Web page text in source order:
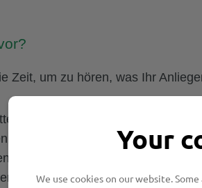
Zeit, um zu hören, was Ihr
wir, wo ihre
Verlauf zurückgreifen können. Wir
wo Sie Unterstützung benötigen
Kommunikation für Sie geeignet
Your
We use cookies on our website.